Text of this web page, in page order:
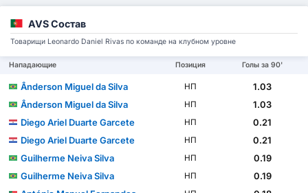
AVS Состав
Товарищи Leonardo Daniel Rivas по команде на клубном уровне
Нападающие Позиция Голы за 90'
Ânderson Miguel da Silva НП
1.03
Ânderson Miguel da Silva
НП
1.03
Diego Ariel Duarte Garcete
НП
0.21
Diego Ariel Duarte Garcete
НП
0.21
Guilherme Neiva Silva
НП
0.19
Guilherme Neiva Silva
НП
0.19